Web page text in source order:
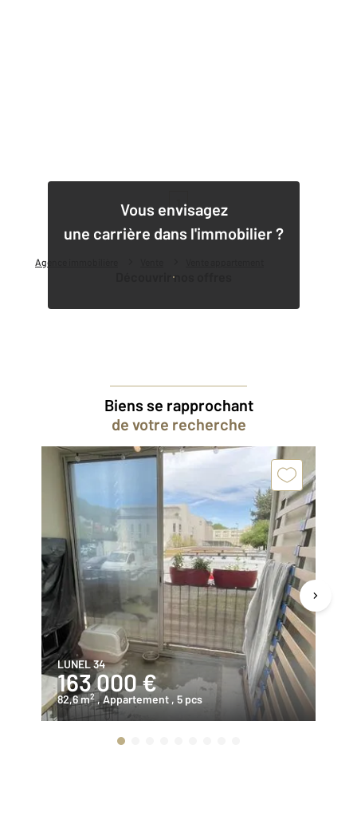
Agence immobilière
Vous envisagez
une carrière dans l'immobilier ?
Découvrir nos offres
Biens se rapprochant
de votre recherche
LUNEL 34
163 000 €
82,6 m2 , Appartement , 5 pcs